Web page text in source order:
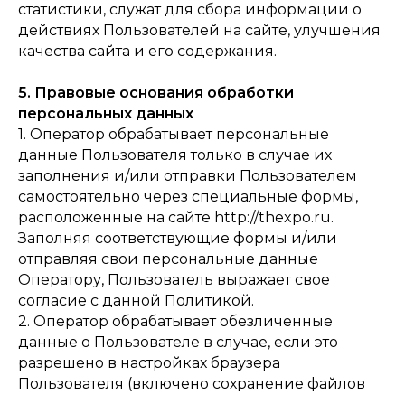
статистики, служат для сбора информации о
действиях Пользователей на сайте, улучшения
качества сайта и его содержания.
5. Правовые основания обработки
персональных данных
1. Оператор обрабатывает персональные
данные Пользователя только в случае их
заполнения и/или отправки Пользователем
самостоятельно через специальные формы,
расположенные на сайте http://thexpo.ru.
Заполняя соответствующие формы и/или
отправляя свои персональные данные
Оператору, Пользователь выражает свое
согласие с данной Политикой.
2. Оператор обрабатывает обезличенные
данные о Пользователе в случае, если это
разрешено в настройках браузера
Пользователя (включено сохранение файлов